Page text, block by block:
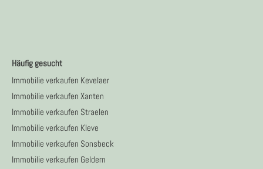
Häufig gesucht
Immobilie verkaufen Kevelaer
Immobilie verkaufen Xanten
Immobilie verkaufen Straelen
Immobilie verkaufen Kleve
Immobilie verkaufen Sonsbeck
Immobilie verkaufen Geldern